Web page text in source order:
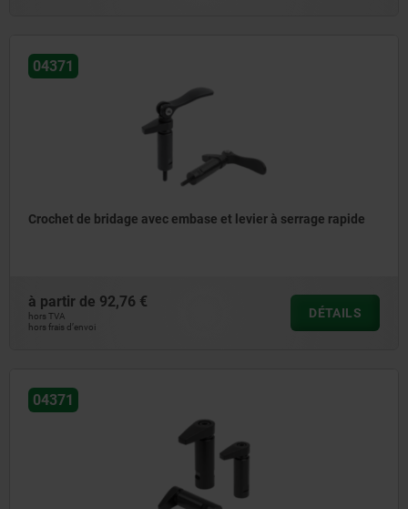
04371
Crochet de bridage avec embase et levier à serrage rapide
à partir de 92,76 €
hors TVA
hors frais d’envoi
DÉTAILS
04371